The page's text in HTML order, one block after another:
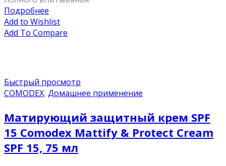
Подробнее
Add to Wishlist
Add To Compare
Быстрый просмотр
COMODEX, Домашнее применение
Матирующий защитный крем SPF
15 Comodex Mattify & Protect Cream
SPF 15, 75 мл